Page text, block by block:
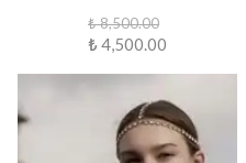
₺ 8,500.00
₺ 4,500.00